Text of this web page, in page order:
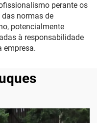
perante os
normas de
potencialmente
à responsabilidade
empresa.